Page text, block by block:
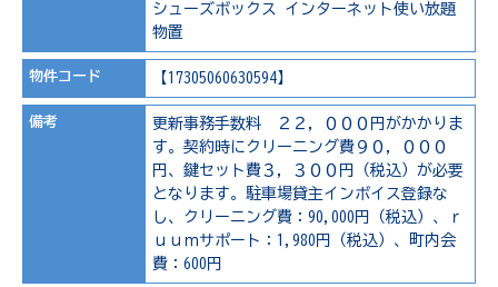
シューズボックス
インターネット使い放題
物置
物件コード 【17305060630594】
備考
更新事務手数料 ２２，０００円がかかりま
す。契約時にクリーニング費９０，０００
円、鍵セット費３，３００円（税込）が必要
となります。駐車場貸主インボイス登録な
し、クリーニング費：90,000円（税込）、ｒ
ｕｕｍサポート：1,980円（税込）、町内会
費：600円